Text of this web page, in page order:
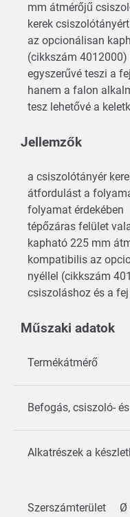
mm átmérőjű
kerek
az opcionálisan
(cikkszám
egyszerűvé teszi a
hanem a falon
tesz lehetővé a
Jellemzők
a csiszolótányér
átfordulást a
folyamat érdekében
tépőzáras felület
kapható 225 mm
kompatibilis az
nyéllel (cikkszám
csiszoláshoz és a
Műszaki adatok
Termékátmérő
Befogás, csiszoló-
Alkatrészek a
Szerszámterület
Ø